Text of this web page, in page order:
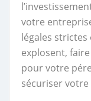
votre
légales
explosent,
pour votre
sécuriser